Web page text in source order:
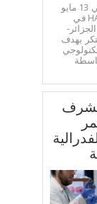
لقاء الجزائر-ميرسي تيكفي 13 مايو
2024، استضاف معهد HABA في
يهدف
يشرف